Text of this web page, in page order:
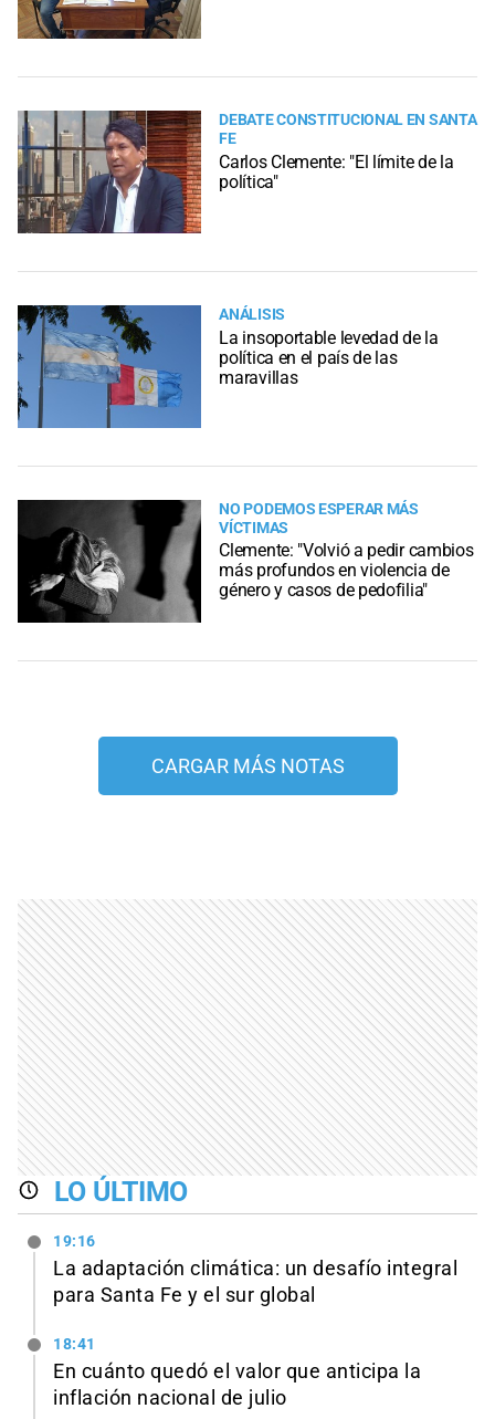
DEBATE CONSTITUCIONAL EN SANTA
FE
Carlos Clemente: "El límite de la
política"
ANÁLISIS
La insoportable levedad de la
política en el país de las
maravillas
NO PODEMOS ESPERAR MÁS
VÍCTIMAS
Clemente: "Volvió a pedir cambios
más profundos en violencia de
género y casos de pedofilia"
CARGAR MÁS NOTAS
LO ÚLTIMO
19:16
La adaptación climática: un desafío integral
para Santa Fe y el sur global
18:41
En cuánto quedó el valor que anticipa la
inflación nacional de julio